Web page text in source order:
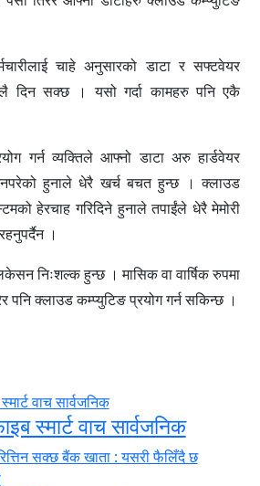
चाहे अनुसारको डाटा र सफ्टवेयर
दिन सक्छ । यसो गर्दा कामहरु पनि एकै
गर्न व्यक्तिले आफ्नो डाटा अरु हार्डवेयर
नपरेको हुनाले धेरै खर्च बचत हुन्छ । क्लाउड
हेरचाह गरिदिने हुनाले तपाईंले धेरै मेमोरी
।
निःशल्क हुन्छ । मासिक वा वार्षिक रुपमा
पनि क्लाउड कम्प्युटिङ प्रयोग गर्न सकिन्छ ।
स्मार्ट वाच सार्वजनिक